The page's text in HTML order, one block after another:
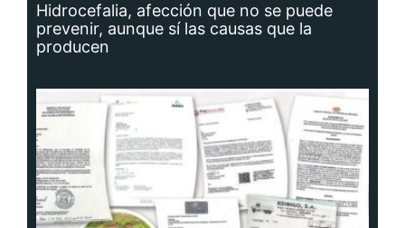
Hidrocefalia, afección que no se puede
prevenir, aunque sí las causas que la
producen